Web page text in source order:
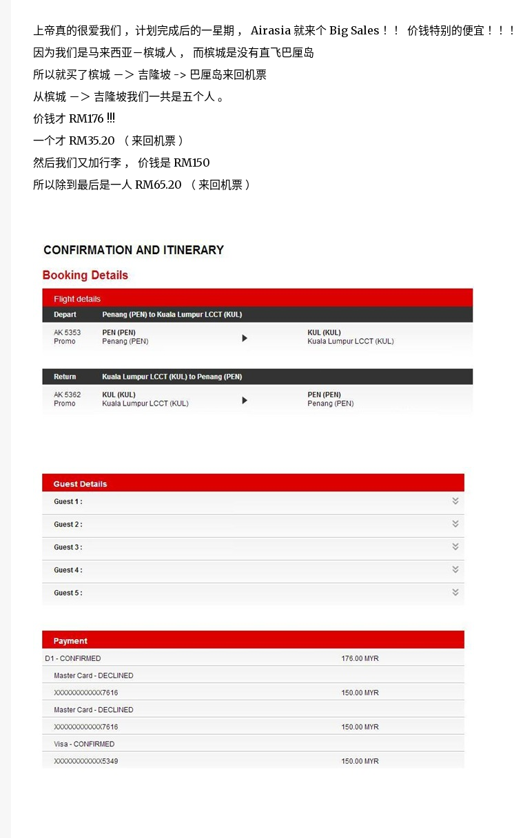
上帝真的很爱我们 ，计划完成后的一星期 ， Airasia 就来个 Big Sales ！！ 价钱特别的便宜 ！！！
因为我们是马来西亚－槟城人 ， 而槟城是没有直飞巴厘岛
所以就买了槟城 －＞ 吉隆坡 -> 巴厘岛来回机票
从槟城 －＞ 吉隆坡我们一共是五个人 。
价钱才 RM176 !!!
一个才 RM35.20 （ 来回机票 ）
然后我们又加行李 ， 价钱是 RM150
所以除到最后是一人 RM65.20 （ 来回机票 ）